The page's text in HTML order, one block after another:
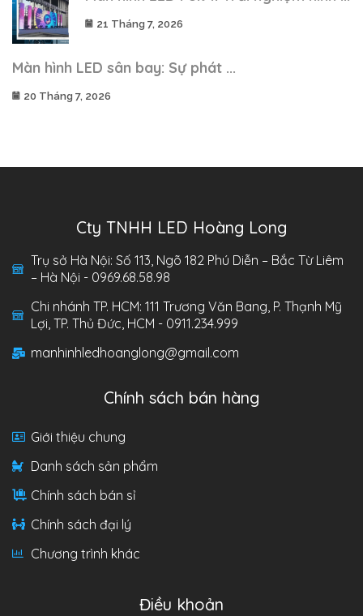
21 Tháng 7, 2026
Màn hình LED sân bay: Sự phát ...
20 Tháng 7, 2026
Cty TNHH LED Hoàng Long
Trụ sở Hà Nội: Số 113, Ngõ 182 Phú Diễn – Bắc Từ Liêm
– Hà Nội - 0969.68.58.98
Chi nhánh TP. HCM: 111 Trương Văn Bang, P. Thạnh Mỹ
Lợi, TP. Thủ Đức, HCM - 0911.234.999
manhinhledhoanglong@gmail.com
Chính sách bán hàng
Giới thiệu chung
Danh sách sản phẩm
Chính sách bán sỉ
Chính sách đại lý
Chương trình khác
Điều khoản